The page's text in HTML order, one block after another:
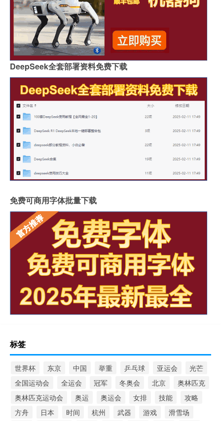
DeepSeek全套部署资料免费下载
免费可商用字体批量下载
标签
世界杯 东京 中国 举重 乒乓球 亚运会
光芒
全国运动会
全运会 冠军 冬奥会 北京
奥林匹克
奥林匹克运动会
奥运 奥运会 女排 技能
攻略
方舟
日本 时间 杭州 武器 游戏
滑雪场